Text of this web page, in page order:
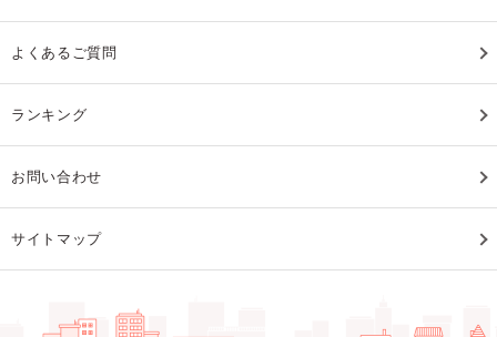
よくあるご質問
ランキング
お問い合わせ
サイトマップ